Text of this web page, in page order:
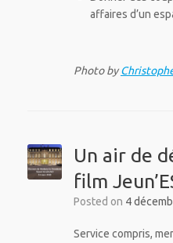
affaires d’un
Photo by
Un air de
film
Posted on 4
Service compris,